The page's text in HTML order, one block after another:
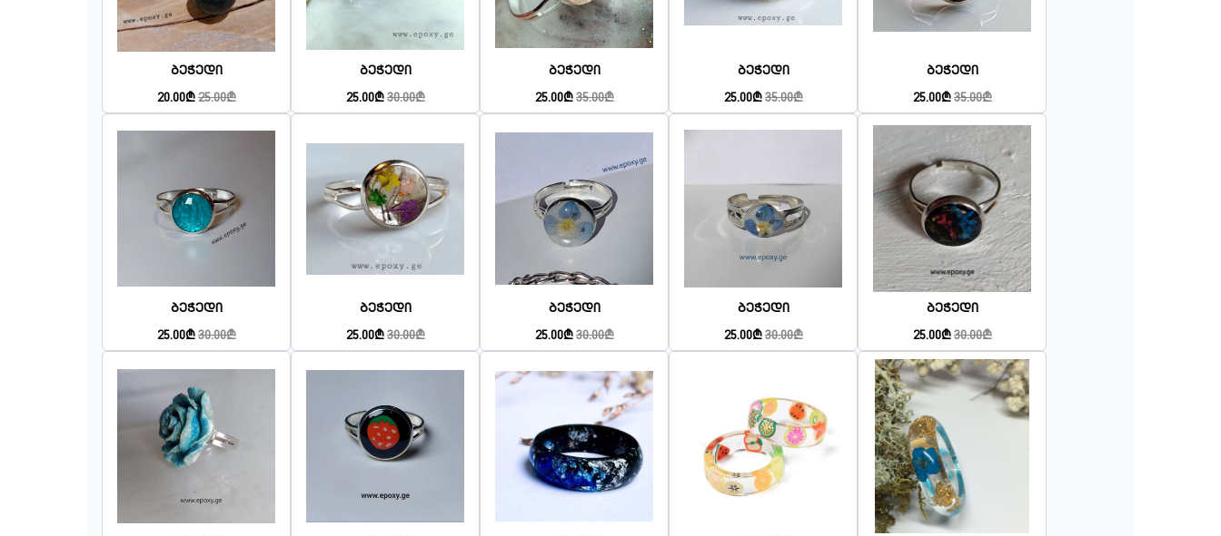
Ბეჭედი
20.00₾ 25.00₾
Ბეჭედი
25.00₾ 30.00₾
Ბეჭედი
25.00₾ 35.00₾
Ბეჭედი
25.00₾ 35.00₾
Ბეჭედი
25.00₾ 35.00₾
Ბეჭედი
25.00₾ 30.00₾
Ბეჭედი
25.00₾ 30.00₾
Ბეჭედი
25.00₾ 30.00₾
Ბეჭედი
25.00₾ 30.00₾
Ბეჭედი
25.00₾ 30.00₾